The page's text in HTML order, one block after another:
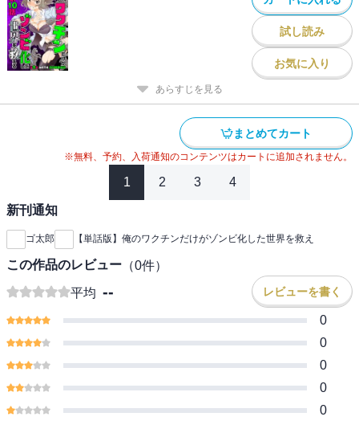
試し読み
お気に入り
あらすじを見る
まとめてカート
※無料、予約、入荷通知のコンテンツはカートに追加されません。
1 2 3 4
新刊通知
ゴ太郎 【単話版】俺のワクチンだけがゾンビ化した世界を救え
この作品のレビュー （0件）
平均 -- レビューを書く
0
0
0
0
0